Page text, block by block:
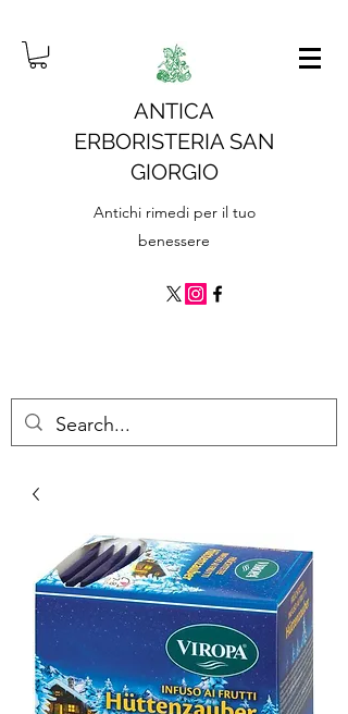
ANTICA
ERBORISTERIA SAN
GIORGIO
Antichi rimedi per il tuo
benessere